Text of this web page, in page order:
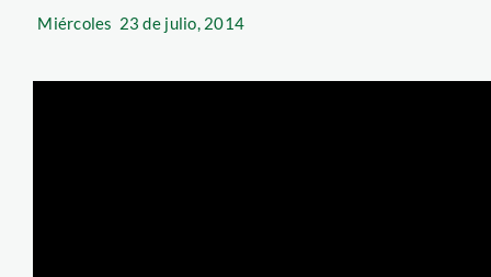
Miércoles 23 de julio, 2014